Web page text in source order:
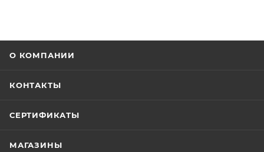
О КОМПАНИИ
КОНТАКТЫ
СЕРТИФИКАТЫ
МАГАЗИНЫ